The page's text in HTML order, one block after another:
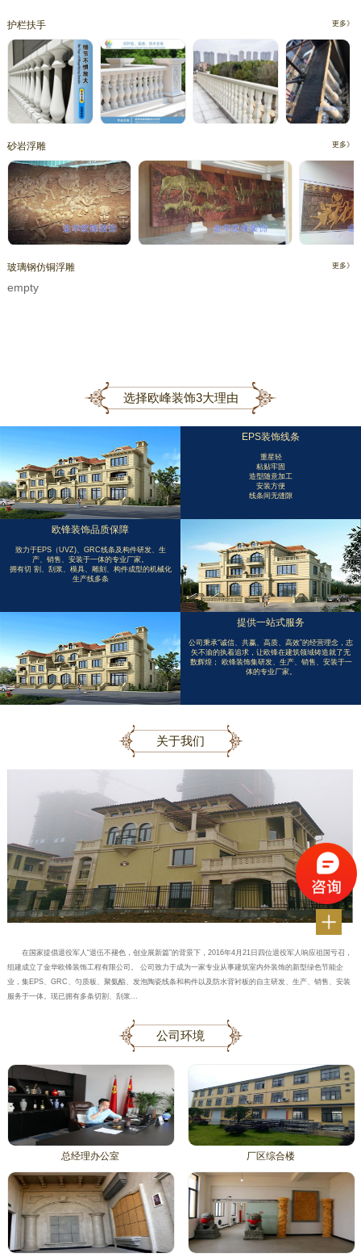
护栏扶手 更多》
砂岩浮雕 更多》
玻璃钢仿铜浮雕 更多》
empty
选择欧峰装饰3大理由
EPS装饰线条
重星轻
粘贴牢固
造型随意加工
安装方便
线条间无缝隙
欧锋装饰品质保障
致力于EPS（UVZ)、GRC线条及构件研发、生
产、销售、安装于一体的专业厂家。
拥有切 割、刮浆、模具、雕刻、构件成型的机械化
生产线多条
提供一站式服务
公司秉承“诚信、共赢、高质、高效”的经营理念，志
矢不渝的执着追求，让欧锋在建筑领域铸造就了无
数辉煌； 欧锋装饰集研发、生产、销售、安装于一
体的专业厂家。
关于我们
在国家提倡退役军人“退伍不褪色，创业展新篇”的背景下，2016年4月21日四位退役军人响应祖国亏召，
组建成立了金华欧锋装饰工程有限公司。 公司致力于成为一家专业从事建筑室内外装饰的新型绿色节能企
业，集EPS、GRC、匀质板、聚氨酯、发泡陶瓷线条和构件以及防水背衬板的自主研发、生产、销售、安装
服务于一体。现已拥有多条切割、刮浆...
公司环境
总经理办公室 厂区综合楼